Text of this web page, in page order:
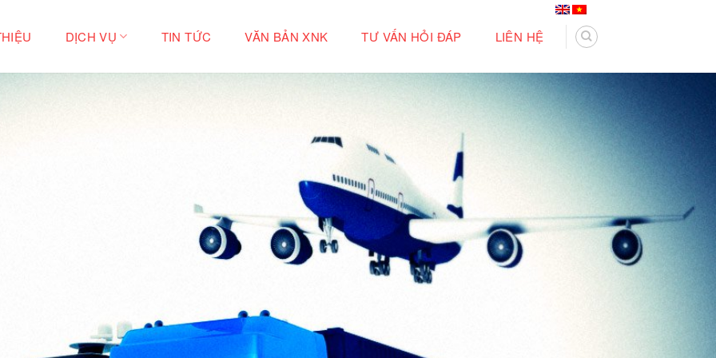
DỊCH VỤ TIN TỨC VĂN BẢN XNK TƯ VẤN HỎI ĐÁP LIÊN HỆ